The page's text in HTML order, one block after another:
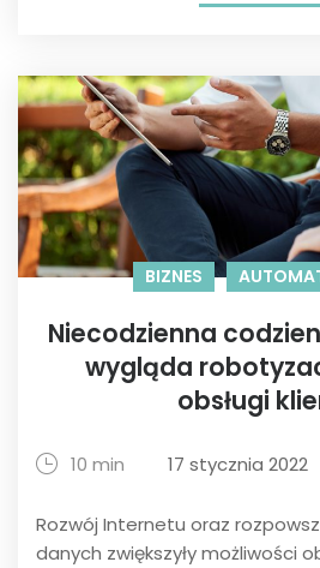
BIZNES
Niecodzienna
wygląda
obsługi
10 min 17 stycznia 2022
Rozwój Internetu oraz
danych zwiększyły możliwości